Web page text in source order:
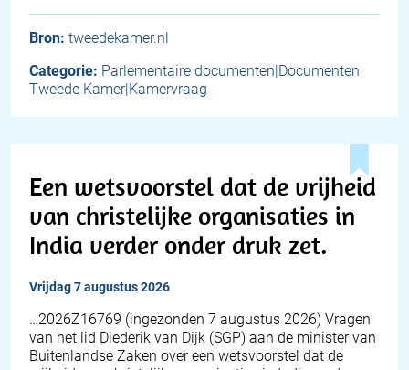
Bron: tweedekamer.nl
Categorie: Parlementaire documenten|Documenten
Tweede Kamer|Kamervraag
Een wetsvoorstel dat de vrijheid
van christelijke organisaties in
India verder onder druk zet.
vrijdag 7 augustus 2026
… 2026Z16769 (ingezonden 7 augustus 2026) Vragen
van het lid Diederik van Dijk (SGP) aan de minister van
Buitenlandse Zaken over een wetsvoorstel dat de